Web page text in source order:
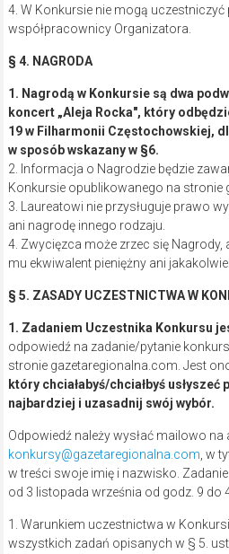
4. W Konkursie nie mogą
współpracownicy Organizatora.
§ 4. NAGRODA
1. Nagrodą w Konkursie są dwa
koncert „Aleja Rocka″, który
19 w Filharmonii Częstochowskiej,
w sposób wskazany w §6.
2. Informacja o Nagrodzie będzie
Konkursie opublikowanego na
3. Laureatowi nie przysługuje prawo
ani nagrodę innego rodzaju.
4. Zwycięzca może zrzec się Nagrody,
mu ekwiwalent pieniężny ani
§ 5. ZASADY UCZESTNICTWA W
1. Zadaniem Uczestnika Konkursu
odpowiedź na zadanie/pytanie
stronie gazetaregionalna.com. Jest
który chciałabyś/chciałbyś usłyszeć
najbardziej i uzasadnij swój wybór.
Odpowiedź należy wysłać mailowo na
konkursy@gazetaregionalna.com , w
w treści swoje imię i nazwisko.
od 3 listopada września od godz. 9 do
1. Warunkiem uczestnictwa w
wszystkich zadań opisanych w § 5.